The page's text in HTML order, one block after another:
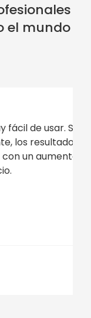
el mundo
Si la
de la